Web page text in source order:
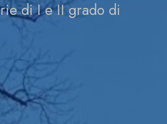
di I e II grado di